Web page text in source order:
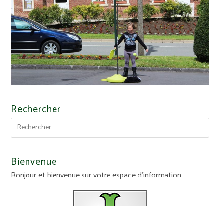
Rechercher
Bienvenue
Bonjour et bienvenue sur votre espace d'information.